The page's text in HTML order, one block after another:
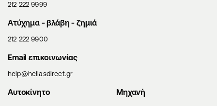
212 222 9999
Aτύχημα - βλάβη - ζημιά
212 222 9900
Email επικοινωνίας
help@hellasdirect.gr
Αυτοκίνητο Μηχανή